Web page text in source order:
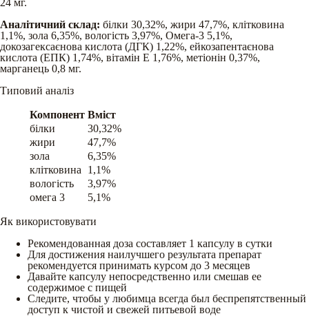
Аналітичний склад: білки 30,32%, жири 47,7%, клітковина
1,1%, зола 6,35%, вологість 3,97%, Омега-3 5,1%,
докозагексаєнова кислота (ДГК) 1,22%, ейкозапентаєнова
кислота (ЕПК) 1,74%, вітамін Е 1,76%, метіонін 0,37%,
марганець 0,8 мг.
Типовий аналіз
Компонент Вміст
білки
30,32%
жири
47,7%
зола
6,35%
клітковина
1,1%
вологість
3,97%
омега 3
5,1%
Як використовувати
Рекомендованная доза составляет 1 капсулу в сутки
Для достижения наилучшего результата препарат
рекомендуется принимать курсом до 3 месяцев
Давайте капсулу непосредственно или смешав ее
содержимое с пищей
Следите, чтобы у любимца всегда был беспрепятственный
доступ к чистой и свежей питьевой воде